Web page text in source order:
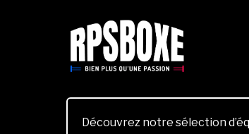
Découvrez notre sélection